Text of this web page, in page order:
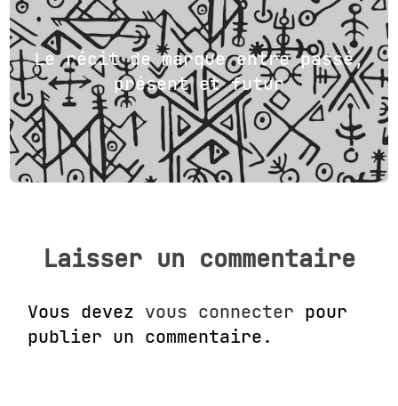
Le récit de marque entre passé,
présent et futur
Laisser un commentaire
Vous devez vous connecter pour
publier un commentaire.